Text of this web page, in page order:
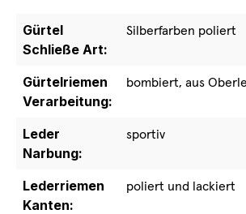
Gürtel
Schließe Art:
Silberfarben poliert
Gürtelriemen
Verarbeitung:
bombiert, aus
Leder
Narbung:
sportiv
Lederriemen
Kanten:
poliert und lackiert